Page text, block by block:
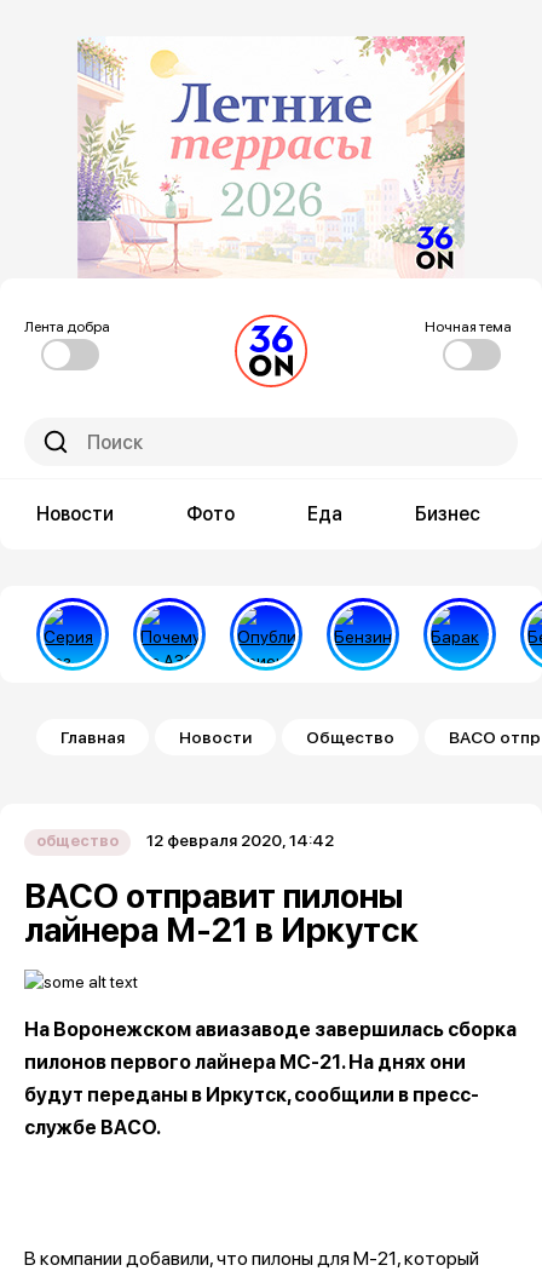
Лента добра Ночная тема
Новости Фото Еда Бизнес
Строка навигации
Главная Новости Общество ВАСО
общество 12 февраля 2020, 14:42
ВАСО отправит пилоны
лайнера М-21 в Иркутск
На Воронежском авиазаводе завершилась сборка
пилонов первого лайнера МС-21. На днях они
будут переданы в Иркутск, сообщили в пресс-
службе ВАСО.
В компании добавили, что пилоны для М-21, который